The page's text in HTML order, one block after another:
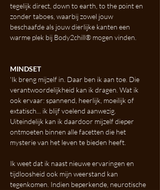
tegelijk direct, down to earth, to the point en
zonder taboes, waarbij zowel jouw
beschaafde als jouw dierlijke kanten een
warme plek bij Body2chill® mogen vinden.
MINDSET
'Ik breng mijzelf in. Daar ben ik aan toe. Die
verantwoordelijkheid kan ik dragen. Wat ik
ook ervaar: spannend, heerlijk, moeilijk of
extatisch... ik blijf voelend aanwezig.
Uiteindelijk kan ik daardoor mijzelf dieper
ontmoeten binnen alle facetten die het
mysterie van het leven te bieden heeft.
Ik weet dat ik naast nieuwe ervaringen en
tijdloosheid ook mijn weerstand kan
tegenkomen. Indien beperkende, neurotische